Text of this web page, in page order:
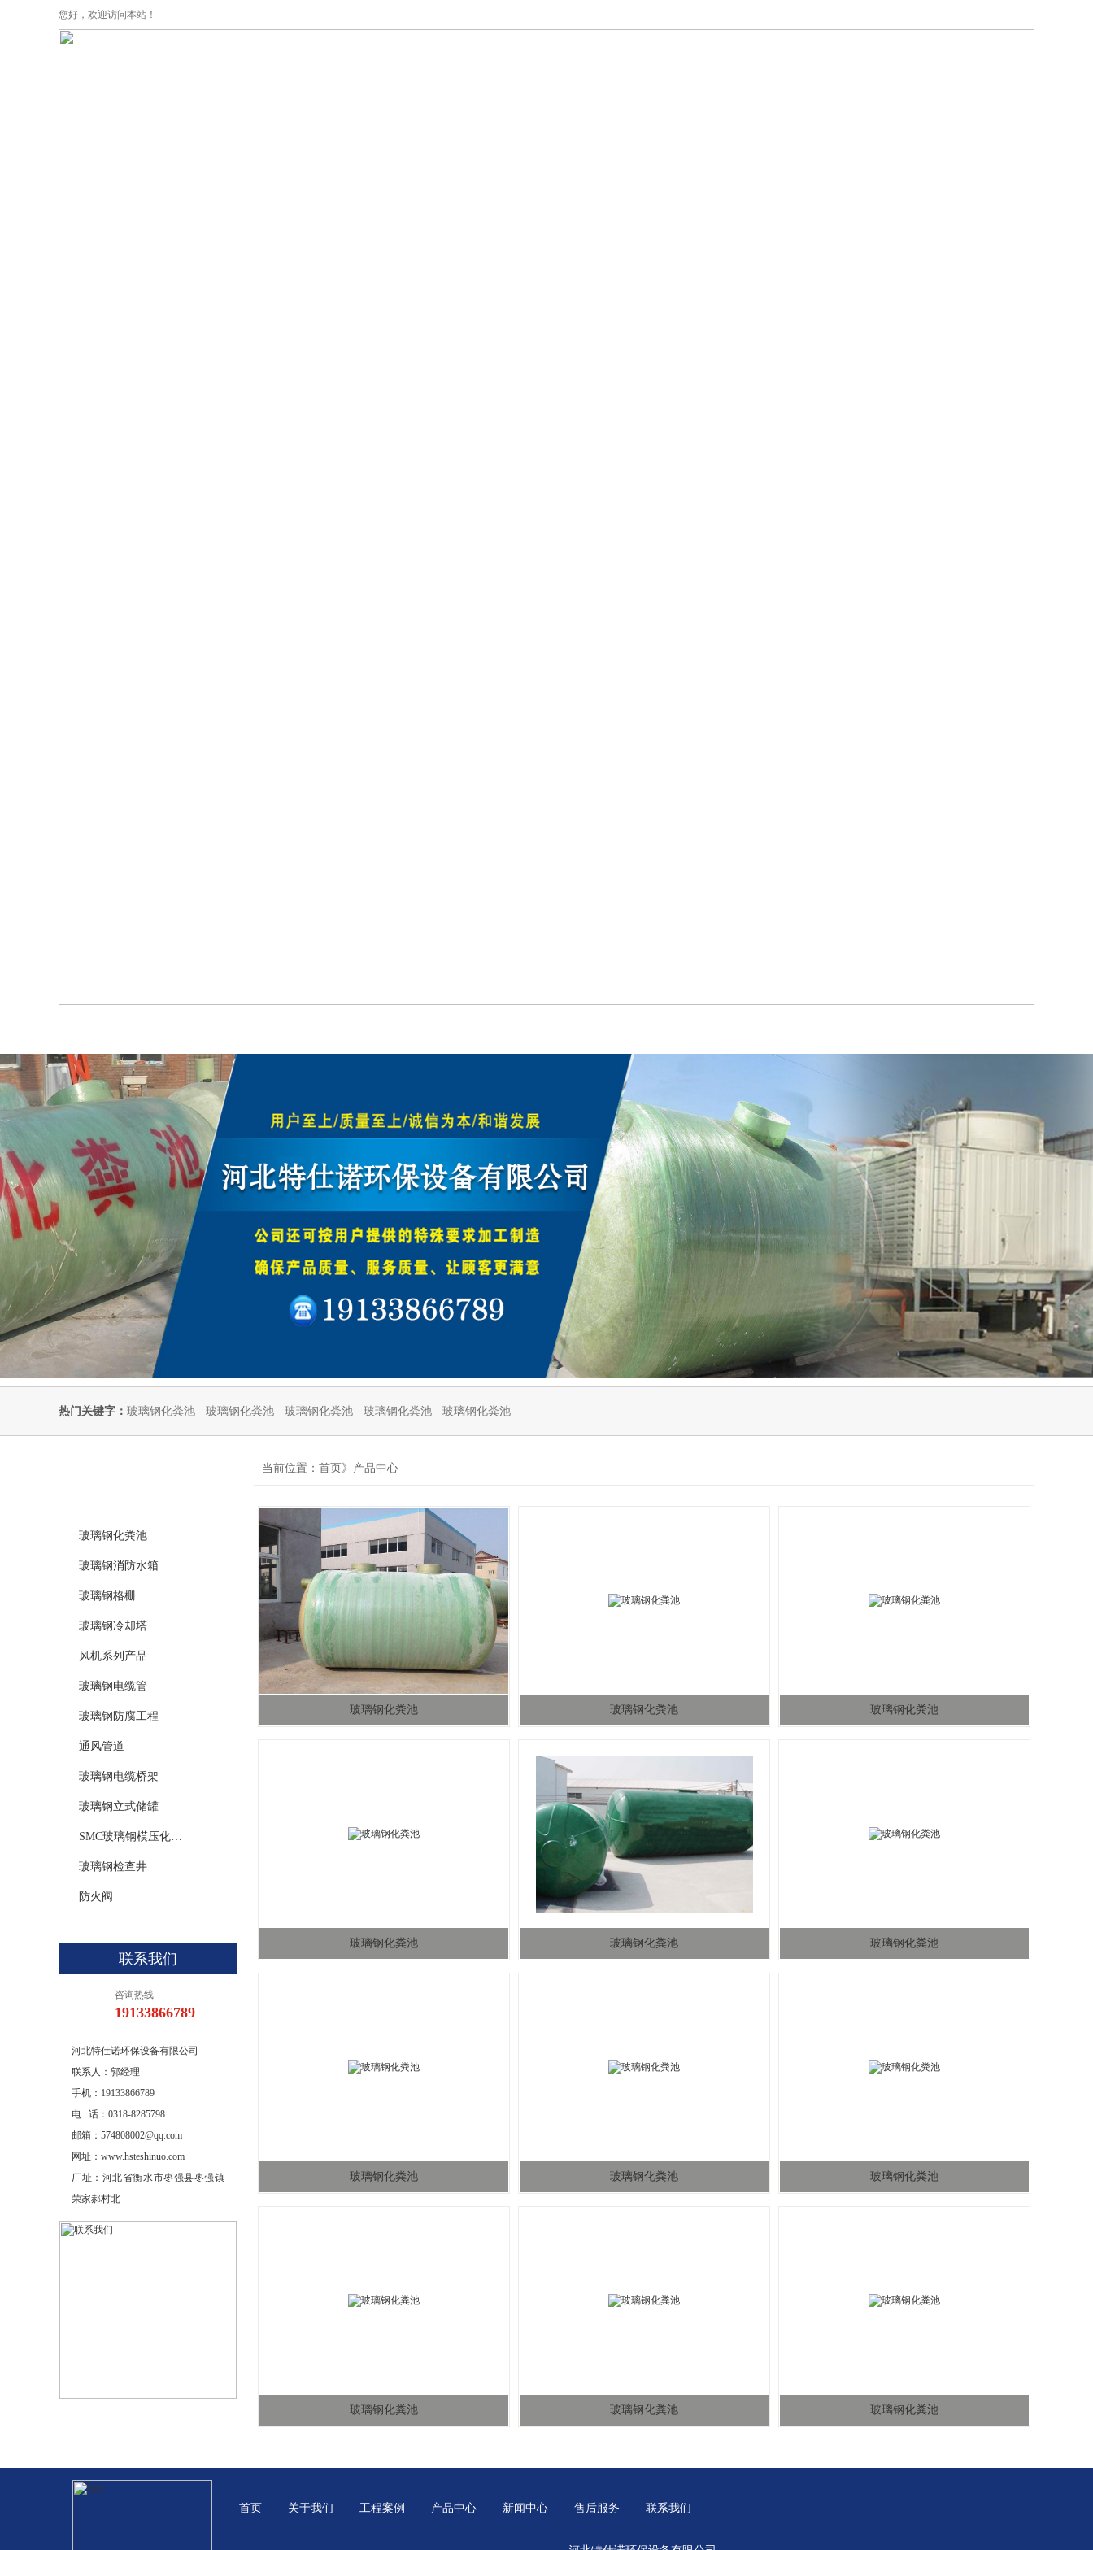
您好，欢迎访问本站！
热门关键字： 玻璃钢化粪池 玻璃钢化粪池 玻璃钢化粪池 玻璃钢化粪池 玻璃钢化粪池
玻璃钢化粪池
玻璃钢消防水箱
玻璃钢格栅
玻璃钢冷却塔
风机系列产品
玻璃钢电缆管
玻璃钢防腐工程
通风管道
玻璃钢电缆桥架
玻璃钢立式储罐
SMC玻璃钢模压化粪池
玻璃钢检查井
防火阀
联系我们
咨询热线
19133866789
河北特仕诺环保设备有限公司
联系人：郭经理
手机：19133866789
电 话：0318-8285798
邮箱：574808002@qq.com
网址：www.hsteshinuo.com
厂址：河北省衡水市枣强县枣强镇
荣家郝村北
当前位置：首页》产品中心
玻璃钢化粪池 玻璃钢化粪池 玻璃钢化粪池
玻璃钢化粪池 玻璃钢化粪池 玻璃钢化粪池
玻璃钢化粪池 玻璃钢化粪池 玻璃钢化粪池
玻璃钢化粪池 玻璃钢化粪池 玻璃钢化粪池
首页 关于我们 工程案例 产品中心 新闻中心 售后服务 联系我们